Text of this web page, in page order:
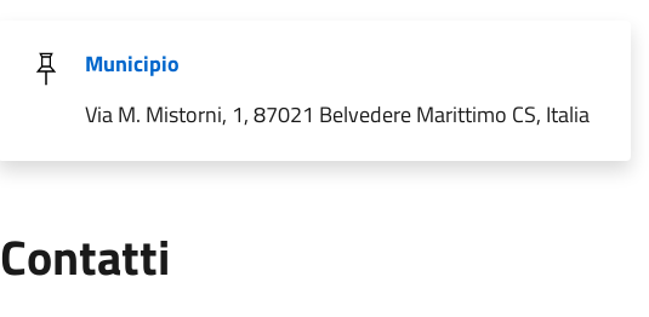
Municipio
Via M. Mistorni, 1, 87021 Belvedere Marittimo CS, Italia
Contatti